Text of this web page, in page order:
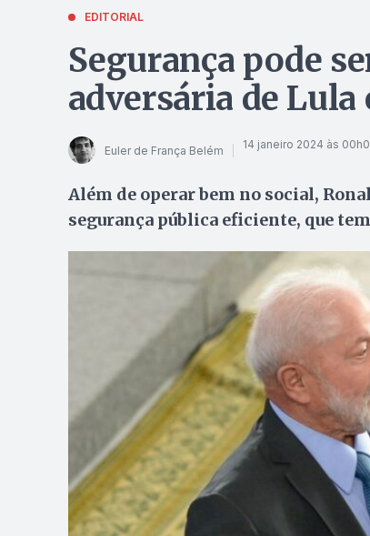
EDITORIAL
Segurança pode
adversária de Lula
Euler de França Belém 14 janeiro 2024 às
Além de operar bem no social,
segurança pública eficiente, que